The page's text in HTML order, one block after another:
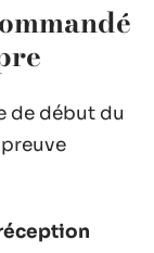
de début du